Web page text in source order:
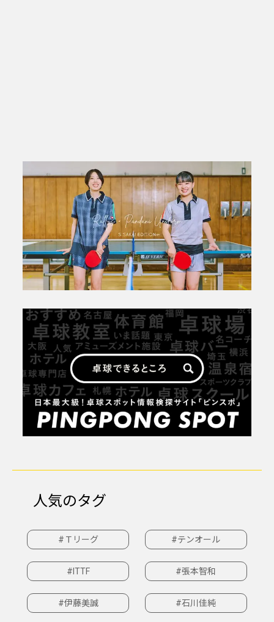
人気のタグ
#Ｔリーグ #テンオール
#ITTF #張本智和
#伊藤美誠 #石川佳純